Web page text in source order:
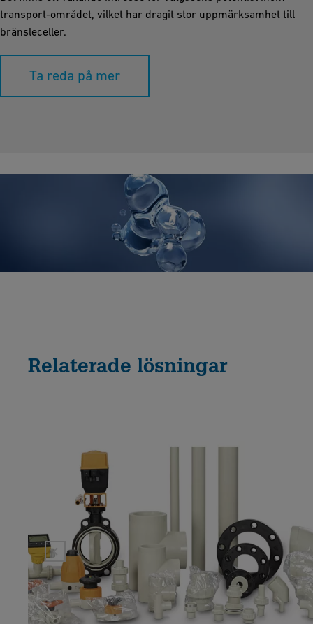
transport-området, vilket har dragit stor uppmärksamhet till
bränsleceller.
Ta reda på mer
Relaterade lösningar